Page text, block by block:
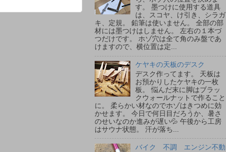
す。 墨つけに使用する道具
は、スコヤ、け引き、シラガ
キ、定規。 鉛筆は使いません。 全部の部
材には墨つけはしません。 左右の１本づ
つだけです。 ホゾ穴は全て角のみ盤であ
けますので、横位置は定...
ケヤキの天板のデスク
デスク作ってます。 天板は
お預かりしたケヤキの一枚
板。 悩んだ末に脚はブラッ
クウォールナットで作ること
に。 柔らかい材なのでホゾはきつめに効
かせます。 今日で何日目だろうか、暑さ
のせいなのか進みが遅い💦 午後から工房
はサウナ状態。 汗が落ち...
バイク 不調 エンジン不動